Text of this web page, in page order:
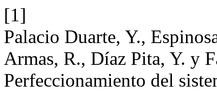
[1]
Palacio Duarte, Y.,
Armas, R., Díaz Pita, Y. y
Perfeccionamiento del